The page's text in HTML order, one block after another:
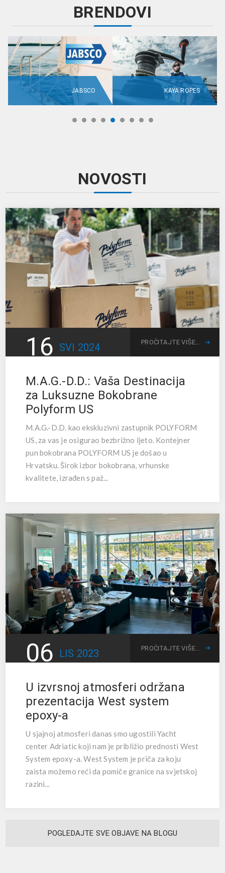
BRENDOVI
JABSCO KAYA ROPES
NOVOSTI
16 SVI 2024 PROČITAJTE VIŠE...
M.A.G.-D.D.: Vaša Destinacija
za Luksuzne Bokobrane
Polyform US
M.A.G.-D.D. kao ekskluzivni zastupnik POLYFORM
US, za vas je osigurao bezbrižno ljeto. Kontejner
pun bokobrana POLYFORM US je došao u
Hrvatsku. Širok izbor bokobrana, vrhunske
kvalitete, izrađen s paž...
06 LIS 2023 PROČITAJTE VIŠE...
U izvrsnoj atmosferi održana
prezentacija West system
epoxy-a
U sjajnoj atmosferi danas smo ugostili Yacht
center Adriatic koji nam je približio prednosti West
System epoxy-a. West System je priča za koju
zaista možemo reći da pomiče granice na svjetskoj
razini...
POGLEDAJTE SVE OBJAVE NA BLOGU